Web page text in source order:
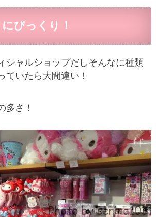
びっくり！
シャルショップだしそんなに種類
ていたら大間違い！
多さ！